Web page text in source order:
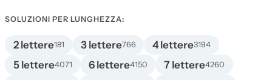
SOLUZIONI PER LUNGHEZZA:
2 lettere181 3 lettere766 4 lettere3194
5 lettere4071 6 lettere4150 7 lettere4260